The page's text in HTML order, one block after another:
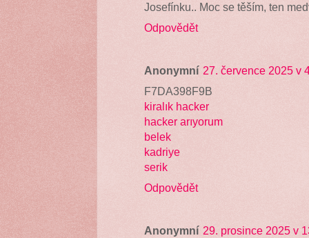
Josefínku.. Moc se těším, ten
Odpovědět
Anonymní 27. července 2025 v
F7DA398F9B
kiralık hacker
hacker arıyorum
belek
kadriye
serik
Odpovědět
Anonymní 29. prosince 2025 v